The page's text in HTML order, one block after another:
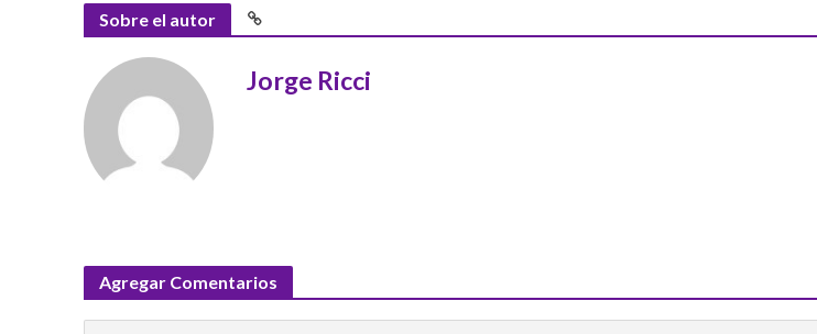
Sobre el autor
Jorge Ricci
Agregar Comentarios